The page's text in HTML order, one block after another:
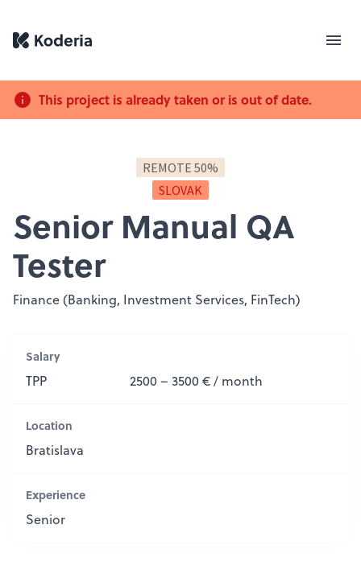
This project is already taken or is out of date.
REMOTE 50%
SLOVAK
Senior Manual QA
Tester
Finance (Banking, Investment Services, FinTech)
Salary
TPP 2500 – 3500 € / month
Location
Bratislava
Experience
Senior